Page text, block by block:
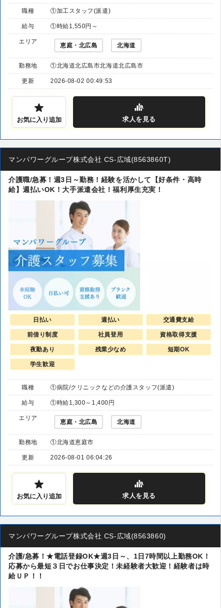
職種 ①加工スタッフ(派遣)
給与 ①時給1,550円～
エリア
恵庭・北広島 北海道
勤務地 ①北海道北広島市北海道北広島市
更新 2026-08-02 00:49:53
お気に入り追加 求人を見る
マンパワーグループ株式会社 CS-広域(8563860T)
介護職/急募！週3日～勤務！経験を活かして【好条件・高時
給】週払いOK！大手派遣会社！福利厚生充実！
日払い 週払い 交通費支給
前借り制度 社員登用 資格取得支援
夜勤あり 残業少なめ 短期OK
学生歓迎
職種 ①病院/クリニックなどの介護スタッフ(派遣)
給与 ①時給1,300～1,400円
エリア
恵庭・北広島 北海道
勤務地 ①北海道恵庭市
更新 2026-08-01 06:04:26
お気に入り追加 求人 を見る
マンパワーグループ株式会社 CS-広域(8563860)
介護/急募！★電話登録OK★週3日～、1日7時間以上勤務OK！
応募から最短３日でお仕事決定！未経験者大歓迎！経験者は時
給ＵＰ！！